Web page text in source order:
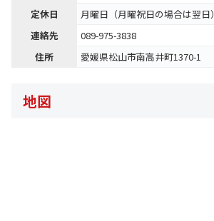
定休日
月曜日（月曜祝日の場合は翌日）
連絡先
089-975-3838
住所
愛媛県松山市南高井町1370-1
地図